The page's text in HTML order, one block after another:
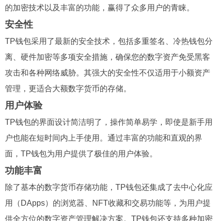
的加密技术以及丰富的功能，赢得了众多用户的青睐。
安全性
TP钱包采用了最新的安全技术，包括多重签名、冷热钱包分
离、硬件加密等多项安全措施，确保您的数字资产免受黑客
攻击和各种网络威胁。其强大的安全性不仅适用于小额资产
管理，更适合大额数字货币的存储。
用户体验
TP钱包的界面设计简洁明了，操作简单易学，即使是新手用
户也能在短时间内上手使用。通过丰富的功能和直观的界
面，TP钱包为用户提供了极佳的用户体验。
功能丰富
除了基本的数字货币存储功能，TP钱包还集成了去中心化应
用（DApps）的浏览器、NFT收藏和交易功能等，为用户提
供全方位的数字资产管理解决方案。TP钱包还支持多种加密